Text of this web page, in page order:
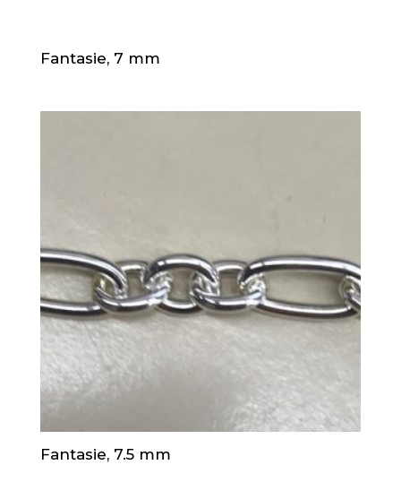
Fantasie, 7 mm
Fantasie, 7.5 mm